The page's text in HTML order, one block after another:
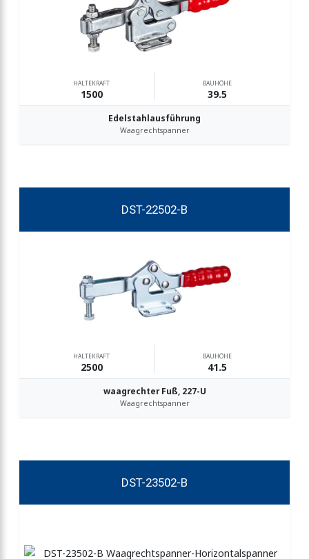
HALTEKRAFT
1500
BAUHÖHE
39.5
Edelstahlausführung
Waagrechtspanner
DST-22502-B
HALTEKRAFT
2500
BAUHÖHE
41.5
waagrechter Fuß, 227-U
Waagrechtspanner
DST-23502-B